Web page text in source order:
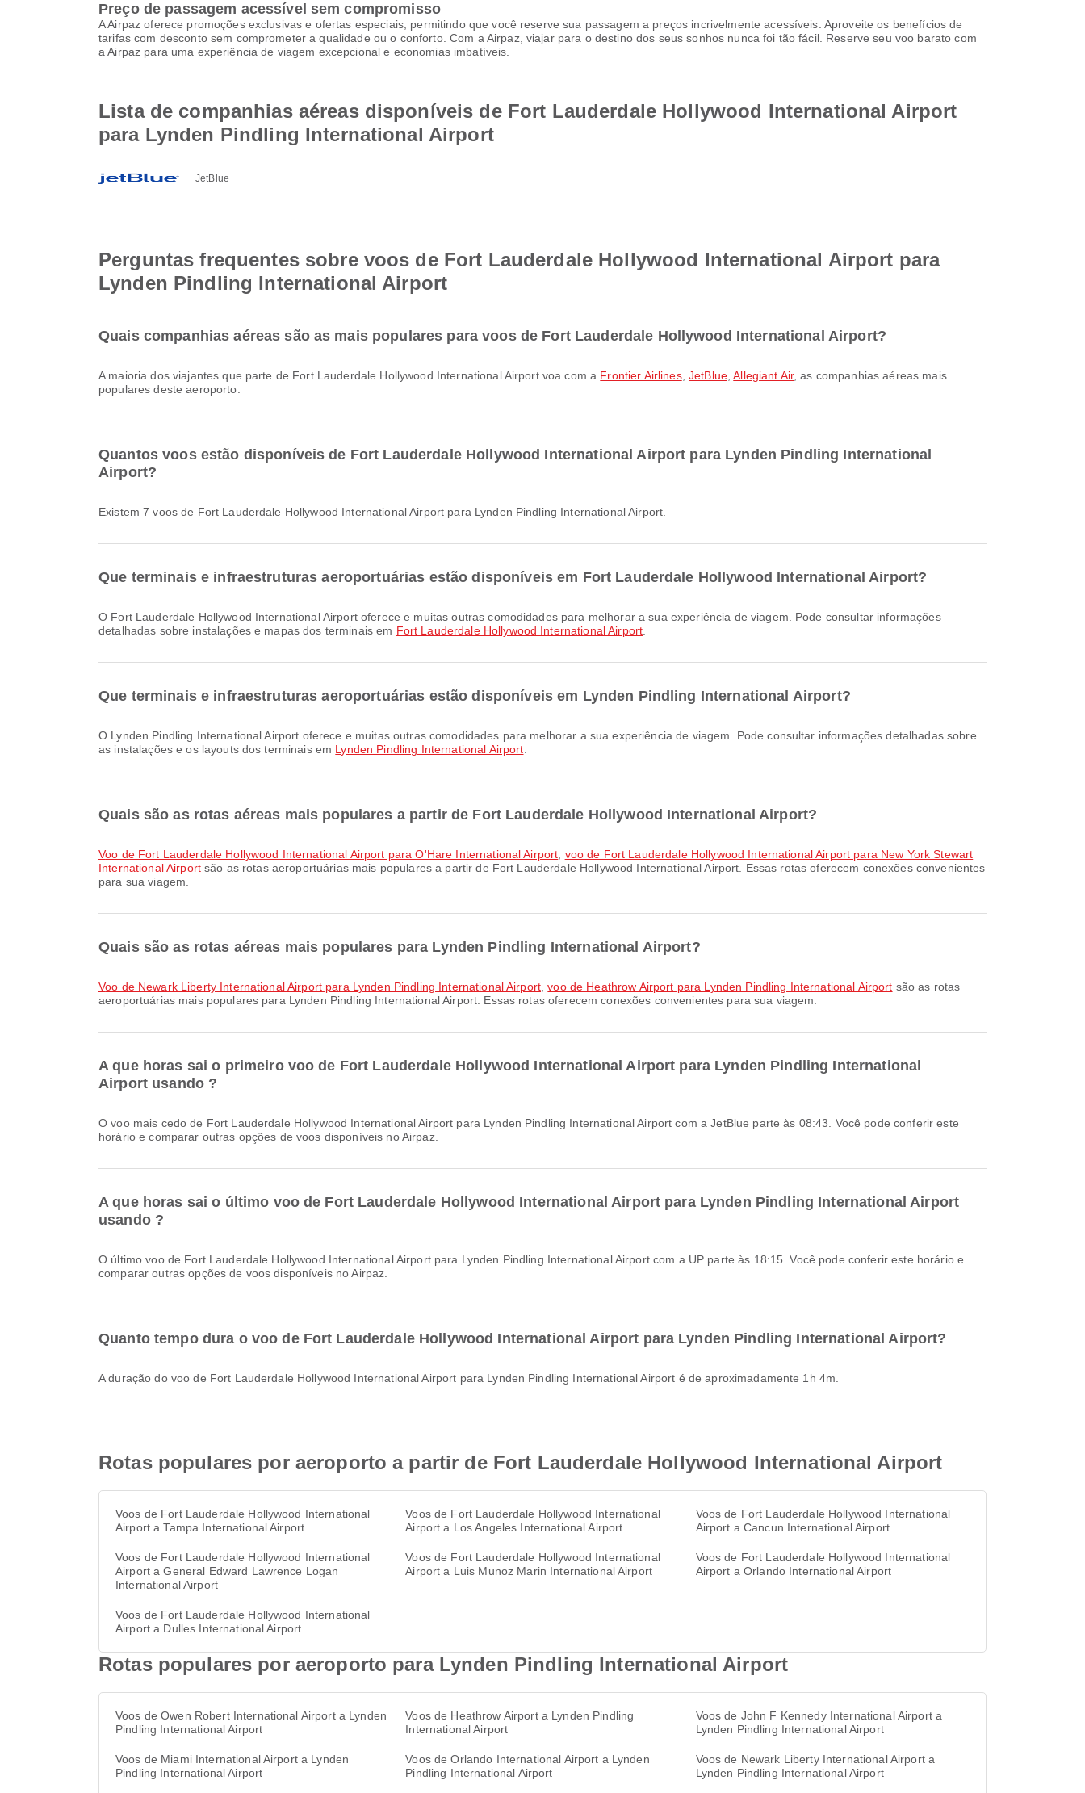
Preço de passagem acessível sem compromisso
A Airpaz oferece promoções exclusivas e ofertas especiais, permitindo que você reserve sua passagem a preços incrivelmente acessíveis. Aproveite os benefícios de
tarifas com desconto sem comprometer a qualidade ou o conforto. Com a Airpaz, viajar para o destino dos seus sonhos nunca foi tão fácil. Reserve seu voo barato com
a Airpaz para uma experiência de viagem excepcional e economias imbatíveis.
Lista de companhias aéreas disponíveis de Fort Lauderdale Hollywood International Airport
para Lynden Pindling International Airport
JetBlue
Perguntas frequentes sobre voos de Fort Lauderdale Hollywood International Airport para
Lynden Pindling International Airport
Quais companhias aéreas são as mais populares para voos de Fort Lauderdale Hollywood International Airport?
A maioria dos viajantes que parte de Fort Lauderdale Hollywood International Airport voa com a Frontier Airlines, JetBlue,Allegiant Air, as companhias aéreas mais
populares deste aeroporto.
Quantos voos estão disponíveis de Fort Lauderdale Hollywood International Airport para Lynden Pindling International
Airport?
Existem 7 voos de Fort Lauderdale Hollywood International Airport para Lynden Pindling International Airport.
Que terminais e infraestruturas aeroportuárias estão disponíveis em Fort Lauderdale Hollywood International Airport?
O Fort Lauderdale Hollywood International Airport oferece e muitas outras comodidades para melhorar a sua experiência de viagem. Pode consultar informações
detalhadas sobre instalações e mapas dos terminais em Fort Lauderdale Hollywood International Airport
Que terminais e infraestruturas aeroportuárias estão disponíveis em Lynden Pindling International Airport?
O Lynden Pindling International Airport oferece e muitas outras comodidades para melhorar a sua experiência de viagem. Pode consultar informações detalhadas sobre
as instalações e os layouts dos terminais em Lynden Pindling International Airport
Quais são as rotas aéreas mais populares a partir de Fort Lauderdale Hollywood International Airport?
voo de Fort Lauderdale Hollywood International Airport para O'Hare International Airport voo de Fort Lauderdale Hollywood International Airport para New York Stewart
International Airportsão as rotas aeroportuárias mais populares a partir de Fort Lauderdale Hollywood International Airport. Essas rotas oferecem conexões convenientes
para sua viagem.
Quais são as rotas aéreas mais populares para Lynden Pindling International Airport?
voo de Newark Liberty International Airport para Lynden Pindling International Airport ,voo de Heathrow Airport para Lynden Pindling International Airport são as rotas
aeroportuárias mais populares para Lynden Pindling International Airport. Essas rotas oferecem conexões convenientes para sua viagem.
A que horas sai o primeiro voo de Fort Lauderdale Hollywood International Airport para Lynden Pindling International
Airport usando ?
O voo mais cedo de Fort Lauderdale Hollywood International Airport para Lynden Pindling International Airport com a JetBlue parte às 08:43. Você pode conferir este
horário e comparar outras opções de voos disponíveis no Airpaz.
A que horas sai o último voo de Fort Lauderdale Hollywood International Airport para Lynden Pindling International Airport
usando ?
O último voo de Fort Lauderdale Hollywood International Airport para Lynden Pindling International Airport com a UP parte às 18:15. Você pode conferir este horário e
comparar outras opções de voos disponíveis no Airpaz.
Quanto tempo dura o voo de Fort Lauderdale Hollywood International Airport para Lynden Pindling International Airport?
A duração do voo de Fort Lauderdale Hollywood International Airport para Lynden Pindling International Airport é de aproximadamente 1h 4m.
Rotas populares por aeroporto a partir de Fort Lauderdale Hollywood International Airport
Voos de Fort Lauderdale Hollywood International
Airport a Tampa International Airport
Voos de Fort Lauderdale Hollywood International
Airport a Los Angeles International Airport
Voos de Fort Lauderdale Hollywood International
Airport a Cancun International Airport
Voos de Fort Lauderdale Hollywood International
Airport a General Edward Lawrence Logan
International Airport
Voos de Fort Lauderdale Hollywood International
Airport a Luis Munoz Marin International Airport
Voos de Fort Lauderdale Hollywood International
Airport a Orlando International Airport
Voos de Fort Lauderdale Hollywood International
Airport a Dulles International Airport
Rotas populares por aeroporto para Lynden Pindling International Airport
Voos de Owen Robert International Airport a Lynden
Pindling International Airport
Voos de Heathrow Airport a Lynden Pindling
International Airport
Voos de John F Kennedy International Airport a
Lynden Pindling International Airport
Voos de Miami International Airport a Lynden
Pindling International Airport
Voos de Orlando International Airport a Lynden
Pindling International Airport
Voos de Newark Liberty International Airport a
Lynden Pindling International Airport